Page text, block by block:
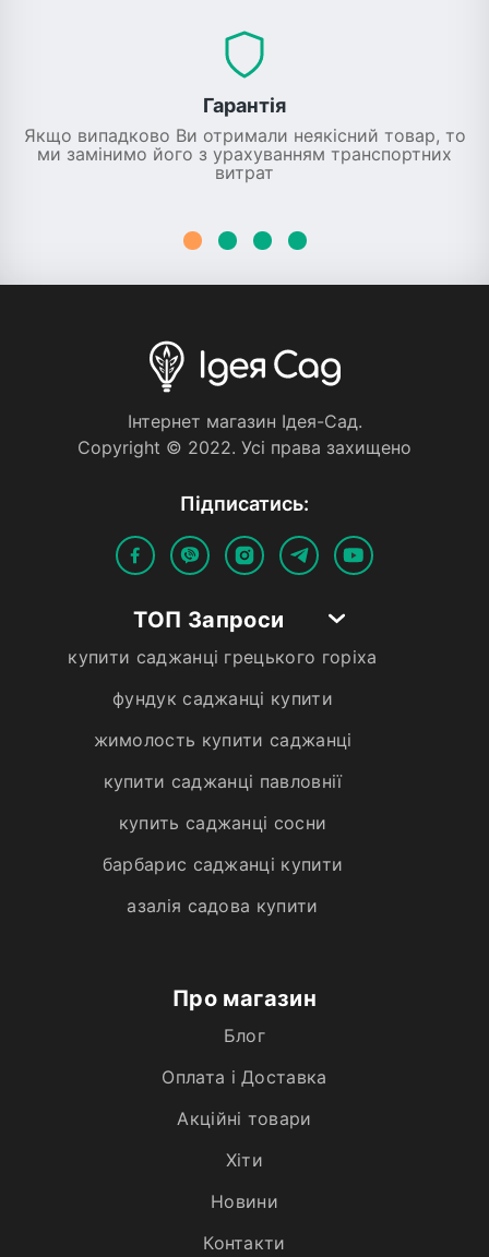
Гарантія
Якщо випадково Ви отримали неякісний товар, то
ми замінимо його з урахуванням транспортних
витрат
Iнтернет магазин Iдея-Сад.
Copyright © 2022. Усi права захищено
Пiдписатись:
ТОП Запроси
купити саджанці грецького горіха
фундук саджанці купити
жимолость купити саджанці
купити саджанці павловнії
купить саджанці сосни
барбарис саджанці купити
азалія садова купити
Про магазин
Блог
Оплата і Доставка
Акційні товари
Хiти
Новини
Контакти